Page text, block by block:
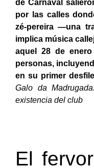
de Carnaval
por las calles
zé-pereira —una
implica música
aquel 28 de
personas,
en su primer
Galo da
existencia del club
El